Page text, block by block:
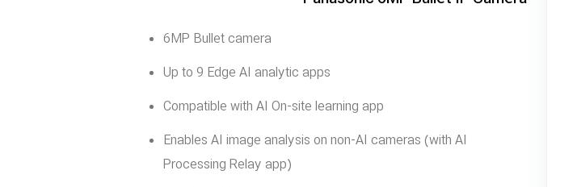
6MP Bullet camera
Up to 9 Edge AI analytic apps
Compatible with AI On-site learning app
Enables AI image analysis on non-AI cameras (with AI
Processing Relay app)